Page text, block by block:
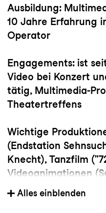
Ausbildung:
10 Jahre Erfahrung
Operator
Engagements: ist
Video bei Konzert
tätig, Multimedia-
Theatertreffens
Wichtige
(Endstation
Knecht), Tanzfilm
Videoanimationen
Steyer)
Alles einblenden